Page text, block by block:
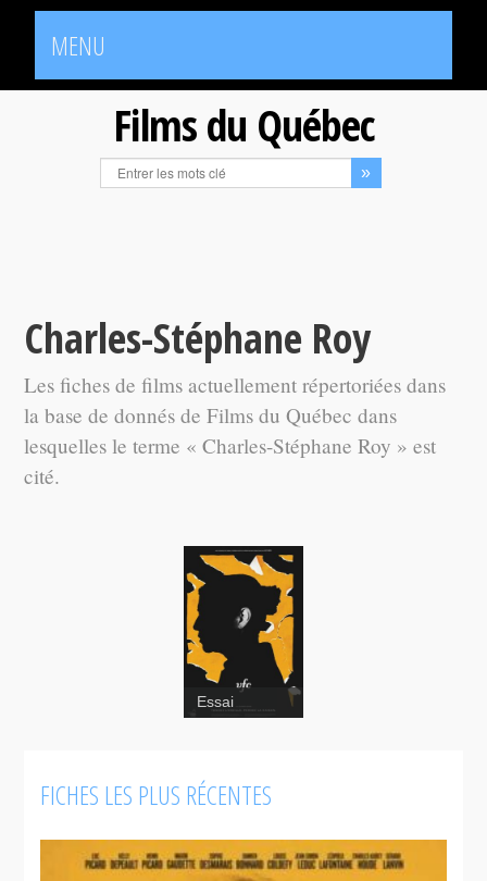
MENU
Films du Québec
Charles-Stéphane Roy
Les fiches de films actuellement répertoriées dans
la base de donnés de Films du Québec dans
lesquelles le terme « Charles-Stéphane Roy » est
cité.
Essai
FICHES LES PLUS RÉCENTES